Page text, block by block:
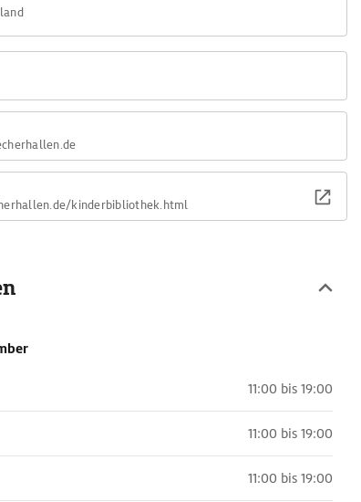
kinderbibliothek.html
11:00 bis 19:00
11:00 bis 19:00
11:00 bis 19:00